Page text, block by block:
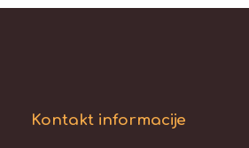
Kontakt informacije